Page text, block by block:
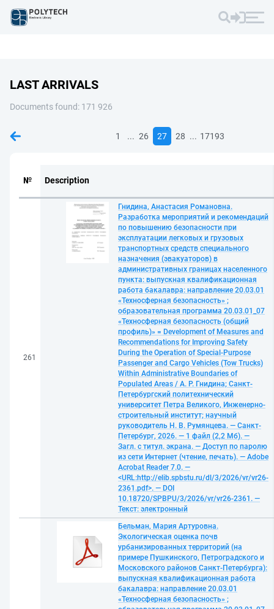
LAST ARRIVALS
Documents found: 171 926
1 ... 26 27 28 ... 17193
№ Description
261
Гнидина, Анастасия Романовна.
Разработка мероприятий и рекомендаций
по повышению безопасности при
эксплуатации легковых и грузовых
транспортных средств специального
назначения (эвакуаторов) в
административных границах населенного
пункта: выпускная квалификационная
работа бакалавра: направление 20.03.01
«Техносферная безопасность» ;
образовательная программа 20.03.01_07
«Техносферная безопасность (общий
профиль)» = Development of Measures and
Recommendations for Improving Safety
During the Operation of Special-Purpose
Passenger and Cargo Vehicles (Tow Trucks)
Within Administrative Boundaries of
Populated Areas / А. Р. Гнидина; Санкт-
Петербургский политехнический
университет Петра Великого, Инженерно-
строительный институт; научный
руководитель Н. В. Румянцева. — Санкт-
Петербург, 2026. — 1 файл (2,2 Мб). —
Загл. с титул. экрана. — Доступ по паролю
из сети Интернет (чтение, печать). — Adobe
Acrobat Reader 7.0. —
<URL:http://elib.spbstu.ru/dl/3/2026/vr/vr26-
2361.pdf>. — DOI
10.18720/SPBPU/3/2026/vr/vr26-2361. —
Текст: электронный
Бельман, Мария Артуровна.
Экологическая оценка почв
урбанизированных территорий (на
примере Пушкинского, Петроградского и
Московского районов Санкт-Петербурга):
выпускная квалификационная работа
бакалавра: направление 20.03.01
«Техносферная безопасность» ;